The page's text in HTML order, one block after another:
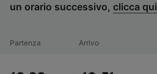
un orario successivo, clicca qui
Partenza Arrivo